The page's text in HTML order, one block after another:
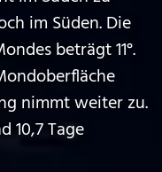
im Süden. Die
beträgt 11°.
nimmt weiter zu.
10,7 Tage